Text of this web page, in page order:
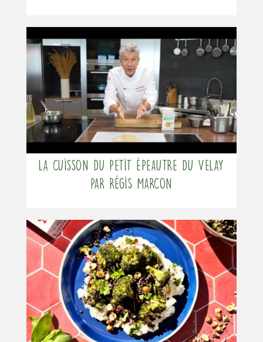
La cuisson du Petit Épeautre du Velay
par Régis Marcon